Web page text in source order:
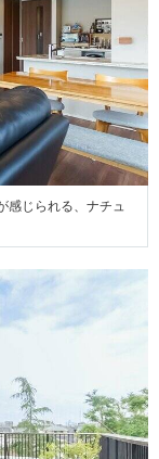
感じられる、ナチュ